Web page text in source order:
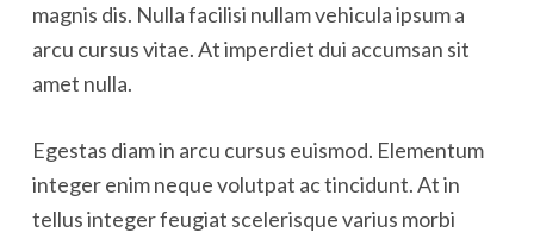
magnis dis. Nulla facilisi nullam vehicula ipsum a
arcu cursus vitae. At imperdiet dui accumsan sit
amet nulla.
Egestas diam in arcu cursus euismod. Elementum
integer enim neque volutpat ac tincidunt. At in
tellus integer feugiat scelerisque varius morbi